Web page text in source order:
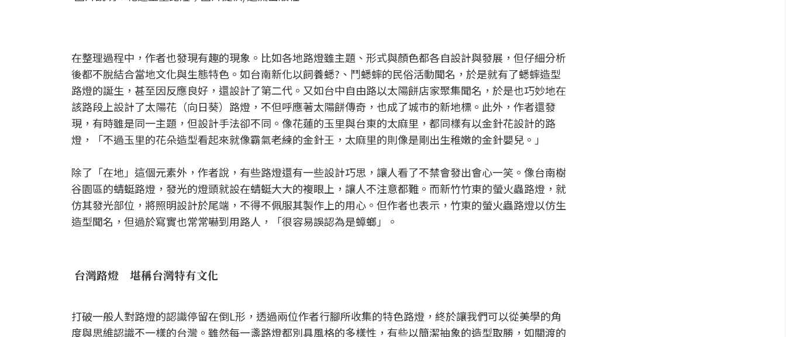
在整理過程中，作者也發現有趣的現象。比如各地路燈雖主題、形式與顏色都各自設計與發展，但仔細分析
後都不脫結合當地文化與生態特色。如台南新化以飼養蟋?、鬥蟋蟀的民俗活動聞名，於是就有了蟋蟀造型
路燈的誕生，甚至因反應良好，還設計了第二代。又如台中自由路以太陽餅店家聚集聞名，於是也巧妙地在
該路段上設計了太陽花（向日葵）路燈，不但呼應著太陽餅傳奇，也成了城市的新地標。此外，作者還發
現，有時雖是同一主題，但設計手法卻不同。像花蓮的玉里與台東的太麻里，都同樣有以金針花設計的路
燈，「不過玉里的花朵造型看起來就像霸氣老練的金針王，太麻里的則像是剛出生稚嫩的金針嬰兒。」
除了「在地」這個元素外，作者說，有些路燈還有一些設計巧思，讓人看了不禁會發出會心一笑。像台南樹
谷園區的蜻蜓路燈，發光的燈頭就設在蜻蜓大大的複眼上，讓人不注意都難。而新竹竹東的螢火蟲路燈，就
仿其發光部位，將照明設計於尾端，不得不佩服其製作上的用心。但作者也表示，竹東的螢火蟲路燈以仿生
造型聞名，但過於寫實也常常嚇到用路人，「很容易誤認為是蟑螂」。
台灣路燈 堪稱台灣特有文化
打破一般人對路燈的認識停留在倒L形，透過兩位作者行腳所收集的特色路燈，終於讓我們可以從美學的角
度與思維認識不一樣的台灣。雖然每一盞路燈都別具風格的多樣性，有些以簡潔抽象的造型取勝，如關渡的